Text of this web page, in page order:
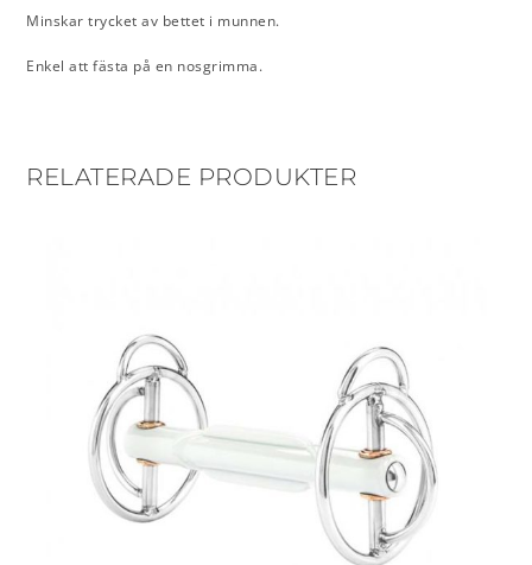
Minskar trycket av bettet i munnen.
Enkel att fästa på en nosgrimma.
RELATERADE PRODUKTER